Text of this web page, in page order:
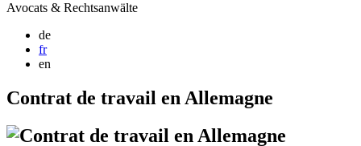
Avocats & Rechtsanwälte
de
fr
en
Contrat de travail en Allemagne